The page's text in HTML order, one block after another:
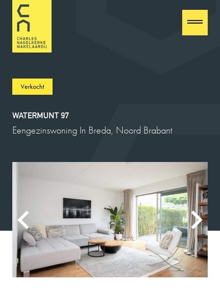
WATERMUNT 97
Eengezinswoning In Breda, Noord Brabant
Verkocht